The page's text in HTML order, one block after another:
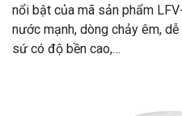
nổi bật của mã sản phẩm
nước mạnh, dòng chảy êm,
sứ có độ bền cao,…